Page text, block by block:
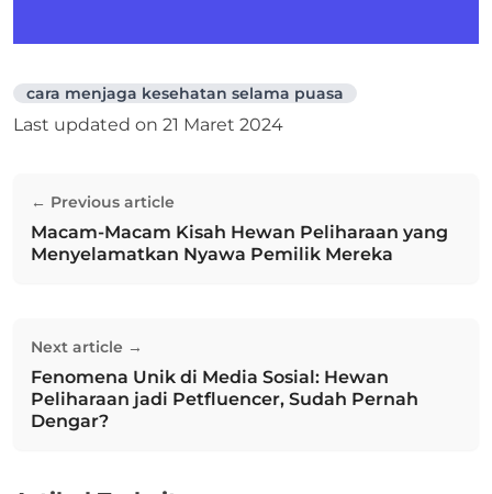
cara menjaga kesehatan selama puasa
Last updated on 21 Maret 2024
pos← Previous article
Previous post:
Macam-Macam Kisah Hewan Peliharaan yang
Menyelamatkan Nyawa Pemilik Mereka
Next article →
Next post:
Fenomena Unik di Media Sosial: Hewan
Peliharaan jadi Petfluencer, Sudah Pernah
Dengar?